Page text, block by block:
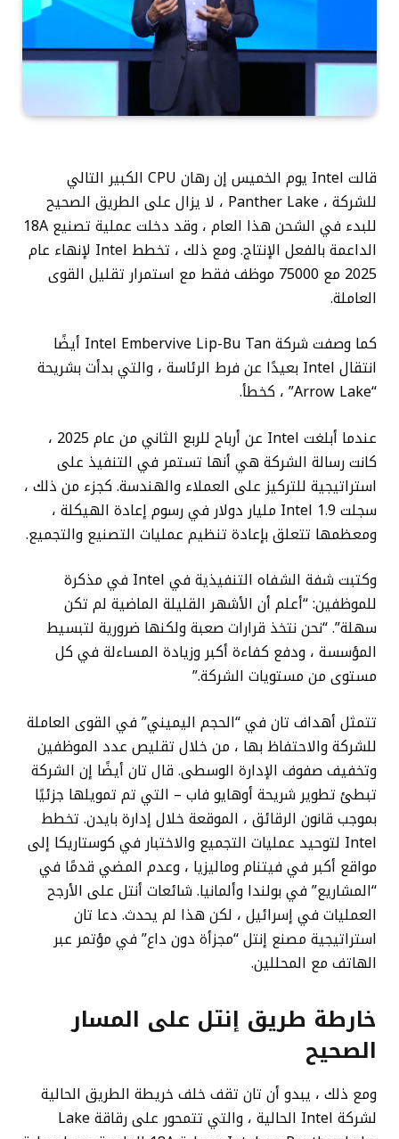
قالت Intel يوم الخميس إن رهان CPU الكبير التالي
للشركة ، Panther Lake ، لا يزال على الطريق الصحيح
للبدء في الشحن هذا العام ، وقد دخلت عملية تصنيع 18A
الداعمة بالفعل الإنتاج. ومع ذلك ، تخطط Intel لإنهاء عام
2025 مع 75000 موظف فقط مع استمرار تقليل القوى
العاملة.
كما وصفت شركة Intel Embervive Lip-Bu Tan أيضًا
انتقال Intel بعيدًا عن فرط الرئاسة ، والتي بدأت بشريحة
“Arrow Lake” ، كخطأ.
عندما أبلغت Intel عن أرباح للربع الثاني من عام 2025 ،
كانت رسالة الشركة هي أنها تستمر في التنفيذ على
استراتيجية للتركيز على العملاء والهندسة. كجزء من ذلك ،
سجلت Intel 1.9 مليار دولار في رسوم إعادة الهيكلة ،
ومعظمها تتعلق بإعادة تنظيم عمليات التصنيع والتجميع.
وكتبت شفة الشفاه التنفيذية في Intel في مذكرة
للموظفين: “أعلم أن الأشهر القليلة الماضية لم تكن
سهلة”. “نحن نتخذ قرارات صعبة ولكنها ضرورية لتبسيط
المؤسسة ، ودفع كفاءة أكبر وزيادة المساءلة في كل
مستوى من مستويات الشركة.”
تتمثل أهداف تان في “الحجم اليميني” في القوى العاملة
للشركة والاحتفاظ بها ، من خلال تقليص عدد الموظفين
وتخفيف صفوف الإدارة الوسطى. قال تان أيضًا إن الشركة
تبطئ تطوير شريحة أوهايو فاب – التي تم تمويلها جزئيًا
بموجب قانون الرقائق ، الموقعة خلال إدارة بايدن. تخطط
Intel لتوحيد عمليات التجميع والاختبار في كوستاريكا إلى
مواقع أكبر في فيتنام وماليزيا ، وعدم المضي قدمًا في
“المشاريع” في بولندا وألمانيا. شائعات أنتل على الأرجح
العمليات في إسرائيل ، لكن هذا لم يحدث. دعا تان
استراتيجية مصنع إنتل “مجزأة دون داع” في مؤتمر عبر
الهاتف مع المحللين.
خارطة طريق إنتل على المسار
الصحيح
ومع ذلك ، يبدو أن تان تقف خلف خريطة الطريق الحالية
لشركة Intel الحالية ، والتي تتمحور على رقاقة Lake